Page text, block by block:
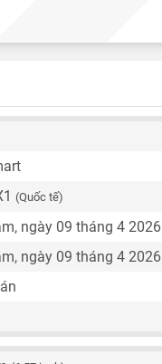
(Quốc tế)
ngày 09 tháng 4 2026
ngày 09 tháng 4 2026